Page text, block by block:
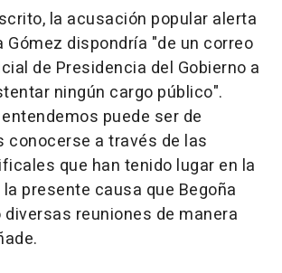
la acusación popular alerta
Gómez dispondría "de un correo
de Presidencia del Gobierno a
ningún cargo público".
puede ser de
conocerse a través de las
que han tenido lugar en la
presente causa que Begoña
reuniones de manera